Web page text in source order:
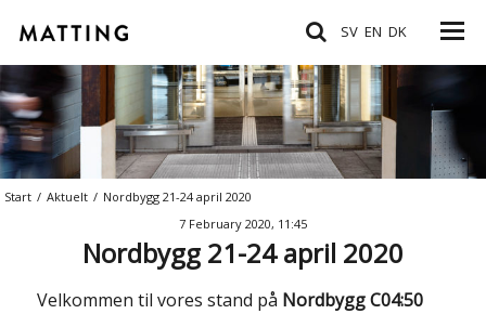
SV EN DK
Start / Aktuelt / Nordbygg 21-24 april 2020
7 February 2020, 11:45
Nordbygg 21-24 april 2020
Velkommen til vores stand på Nordbygg C04:50